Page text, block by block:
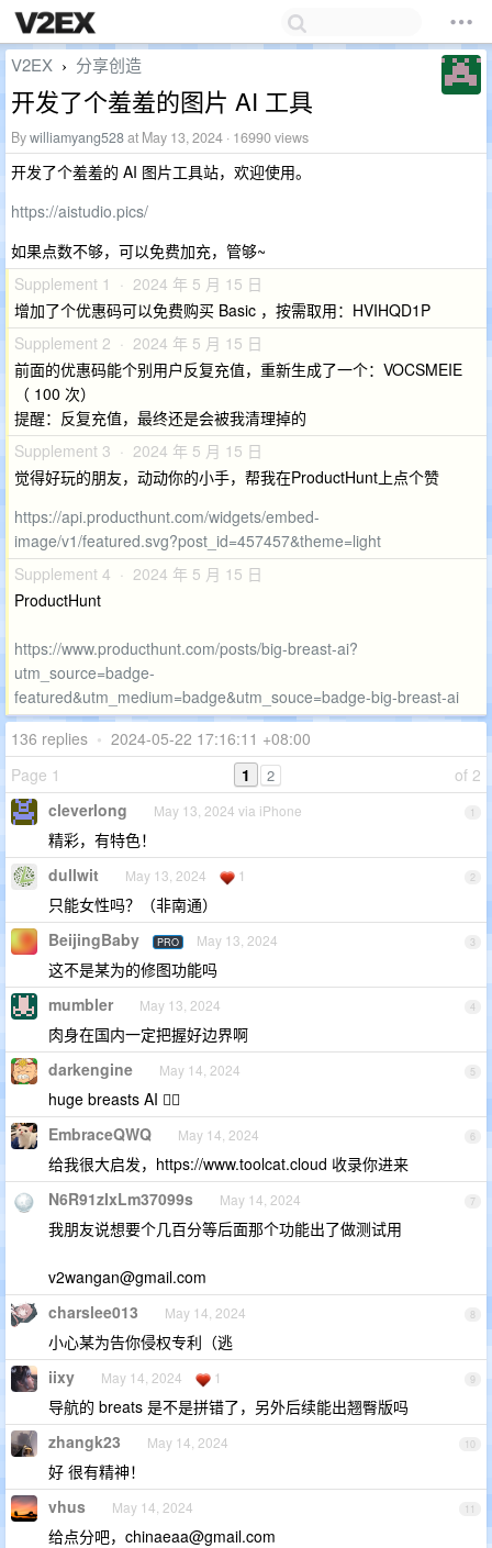
V2EX › 分享创造
开发了个羞羞的图片 AI 工具
Bywilliamyang528at May 13, 2024 · 16990 views
开发了个羞羞的 AI 图片工具站，欢迎使用。
https://aistudio.pics/
如果点数不够，可以免费加充，管够~
Supplement 1 · 2024 年 5 月 15 日
增加了个优惠码可以免费购买 Basic ，按需取用：HVIHQD1P
Supplement 2 · 2024 年 5 月 15 日
前面的优惠码能个别用户反复充值，重新生成了一个：VOCSMEIE
（ 100 次）
提醒：反复充值，最终还是会被我清理掉的
Supplement 3 · 2024 年 5 月 15 日
觉得好玩的朋友，动动你的小手，帮我在ProductHunt上点个赞
https://api.producthunt.com/widgets/embed-
image/v1/featured.svg?post_id=457457&theme=light
Supplement 4 · 2024 年 5 月 15 日
ProductHunt
https://www.producthunt.com/posts/big-breast-ai?
utm_source=badge-
featured&utm_medium=badge&utm_souce=badge-big-breast-ai
136 replies • 2024-05-22 17:16:11 +08:00
Page 1
of 2
1 2
1
cleverlong May 13, 2024 via iPhone
精彩，有特色！
2
dullwit May 13, 2024 1
只能女性吗？（非南通）
3
BeijingBaby PRO May 13, 2024
这不是某为的修图功能吗
4
mumbler May 13, 2024
肉身在国内一定把握好边界啊
5
darkengine May 14, 2024
huge breasts AI 👍🏻
6
EmbraceQWQ May 14, 2024
给我很大启发，https://www.toolcat.cloud 收录你进来
7
N6R91zIxLm37099s May 14, 2024
我朋友说想要个几百分等后面那个功能出了做测试用
v2wangan@gmail.com
8
charslee013 May 14, 2024
小心某为告你侵权专利（逃
9
iixy May 14, 2024 1
导航的 breats 是不是拼错了，另外后续能出翘臀版吗
10
zhangk23 May 14, 2024
好 很有精神！
11
vhus May 14, 2024
给点分吧， chinaeaa@gmail.com